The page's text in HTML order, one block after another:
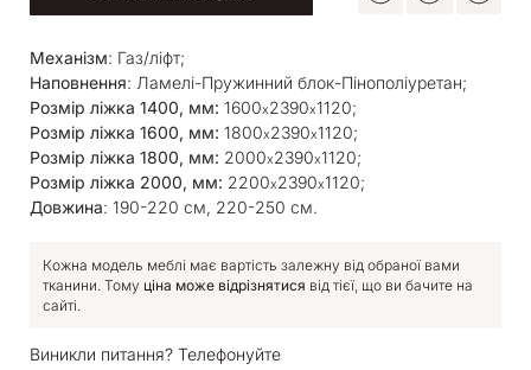
Механізм: Газ/ліфт;
Наповнення: Ламелі-Пружинний блок-Пінополіуретан;
Розмір ліжка 1400, мм: 1600x2390x1120;
Розмір ліжка 1600, мм: 1800x2390x1120;
Розмір ліжка 1800, мм: 2000x2390x1120;
Розмір ліжка 2000, мм: 2200x2390x1120;
Довжина: 190-220 см, 220-250 см.
Кожна модель меблі має вартість залежну від обраної вами
тканини. Тому ціна може відрізнятися від тієї, що ви бачите на
сайті.
Виникли питання? Телефонуйте